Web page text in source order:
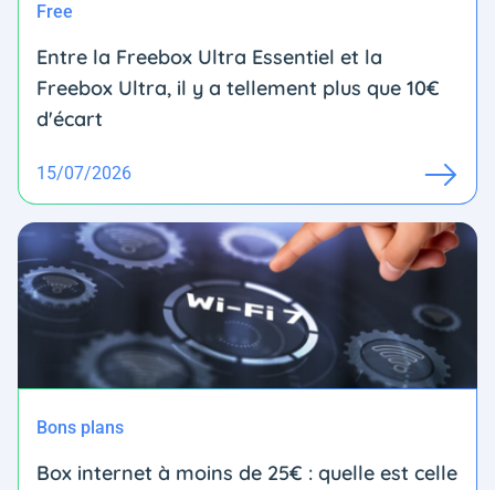
Free
Entre la Freebox Ultra Essentiel et la
Freebox Ultra, il y a tellement plus que 10€
d'écart
15/07/2026
Bons plans
Box internet à moins de 25€ : quelle est celle